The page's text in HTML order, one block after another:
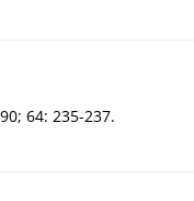
64: 235-237.